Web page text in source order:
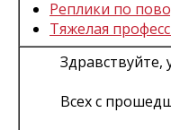
Реплики по
Тяжелая
Всех с